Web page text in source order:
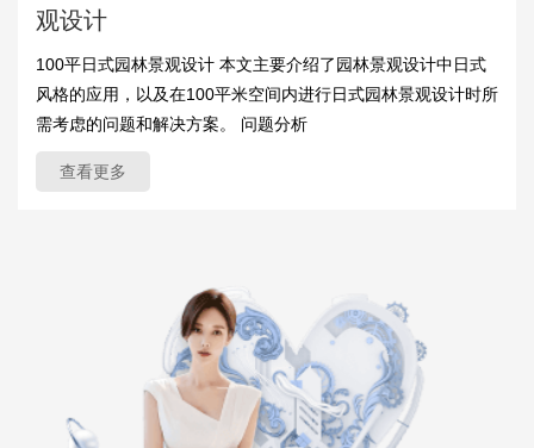
观设计
100平日式园林景观设计 本文主要介绍了园林景观设计中日式
风格的应用，以及在100平米空间内进行日式园林景观设计时所
需考虑的问题和解决方案。 问题分析
查看更多